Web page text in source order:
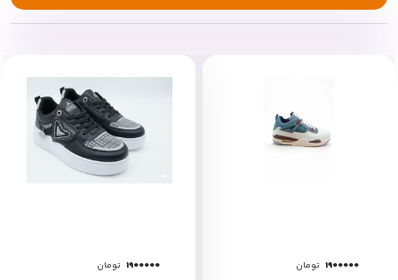
1900000 تومان 1900000 تومان